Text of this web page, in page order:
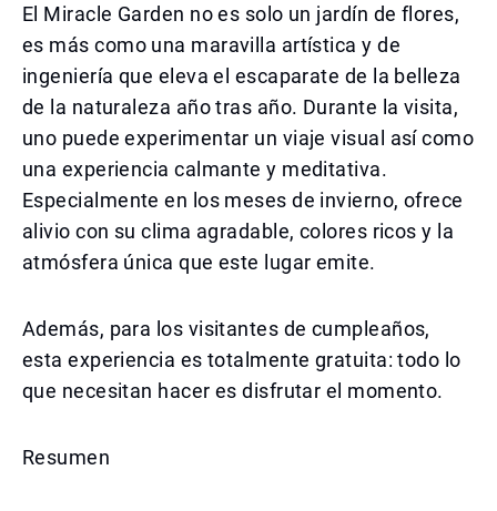
El Miracle Garden no es solo un jardín de flores,
es más como una maravilla artística y de
ingeniería que eleva el escaparate de la belleza
de la naturaleza año tras año. Durante la visita,
uno puede experimentar un viaje visual así como
una experiencia calmante y meditativa.
Especialmente en los meses de invierno, ofrece
alivio con su clima agradable, colores ricos y la
atmósfera única que este lugar emite.
Además, para los visitantes de cumpleaños,
esta experiencia es totalmente gratuita: todo lo
que necesitan hacer es disfrutar el momento.
Resumen